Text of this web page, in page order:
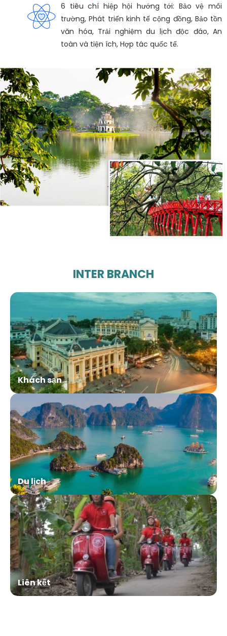
6 tiêu chí hiệp hội hướng tới: Bảo vệ môi
trường, Phát triển kinh tế cộng đồng, Bảo tồn
văn hóa, Trải nghiệm du lịch độc đáo, An
toàn và tiện ích, Hợp tác quốc tế.
INTER BRANCH
Khách sạn
Du lịch
Liên kết